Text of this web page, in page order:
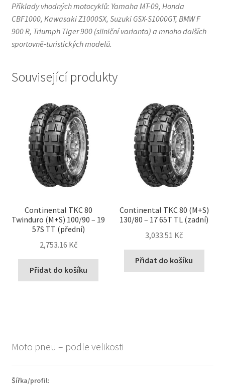
Příklady vhodných motocyklů: Yamaha MT-09, Honda
CBF1000, Kawasaki Z1000SX, Suzuki GSX-S1000GT, BMW F
900 R, Triumph Tiger 900 (silniční varianta) a mnoho dalších
sportovně-turistických modelů.
Související produkty
Continental TKC 80
Twinduro (M+S) 100/90 – 19
57S TT (přední)
2,753.16 Kč
Přidat do košíku
Continental TKC 80 (M+S)
130/80 – 17 65T TL (zadní)
3,033.51 Kč
Přidat do košíku
Moto pneu – podle velikosti
Šířka/profil: